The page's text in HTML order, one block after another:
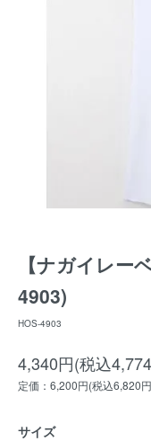
【ナガイレー
4903)
HOS-4903
4,340円(税込
定価：6,200円(税込6,820
サイズ